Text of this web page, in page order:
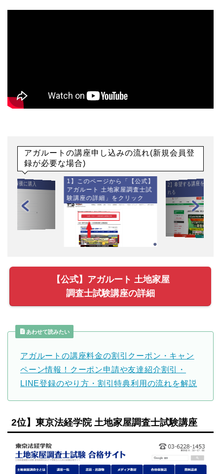
アガルートの講座申し込みの流れ(新規会員登
録が必要な場合)
員登録後に購入
1】このページから「【公式】
アガルート 土地家屋調査士試
験講座の詳細」をクリック
2】希望する講座をカー
れる
【公式】アガルート 土地家屋
調査士試験講座の詳細
あわせて読みたい
アガルートの講座料金の割引クーポン・キャン
ペーン情報！クーポン申請や友達紹介割引・
LINE登録のやり方・割引特典利用の流れを解説
2位】東京法経学院 土地家屋調査士試験講座